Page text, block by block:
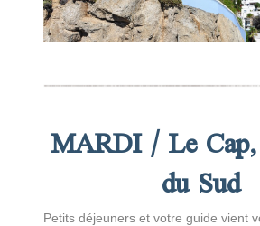
MARDI / Le
du Sud
Petits déjeuners et votre guide vient